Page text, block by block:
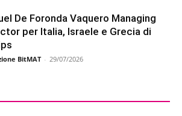
De Foronda Vaquero Managing
per Italia, Israele e Grecia di
BitMAT - 29/07/2026